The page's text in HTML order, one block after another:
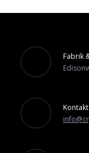
Fabrik
Kontakt